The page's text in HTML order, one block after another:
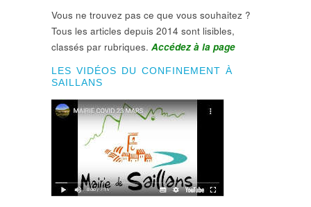
Vous ne trouvez pas ce que vous souhaitez ?
Tous les articles depuis 2014 sont lisibles,
classés par rubriques. Accédez à la page
LES VIDÉOS DU CONFINEMENT À
SAILLANS